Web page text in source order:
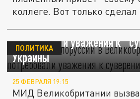
коллеге. Вот только сделал
От посла Белоруссии в
потребовали уважения к
Украины
ПОЛИТИКА
25 ФЕВРАЛЯ 19:15
МИД Великобритании